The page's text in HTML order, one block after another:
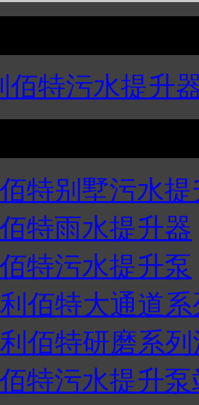
佰特污水提升
特别墅污水提
特雨水提升器
特污水提升泵
佰特大通道
佰特研磨系
特污水提升泵